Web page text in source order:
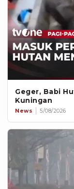
Geger, Babi
Kuningan
News 5/08/2026